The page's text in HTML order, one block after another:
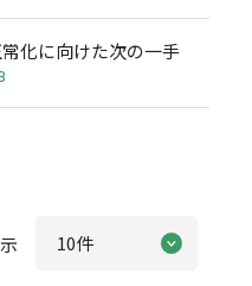
化に向けた次の一手